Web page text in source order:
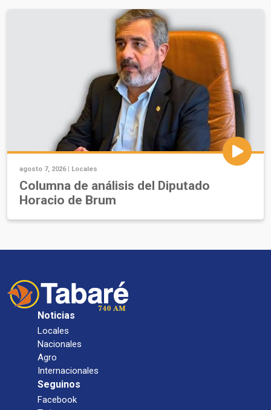
agosto 7, 2026 | Locales
Columna de análisis del Diputado
Horacio de Brum
Noticias
Locales
Nacionales
Agro
Internacionales
Seguinos
Facebook